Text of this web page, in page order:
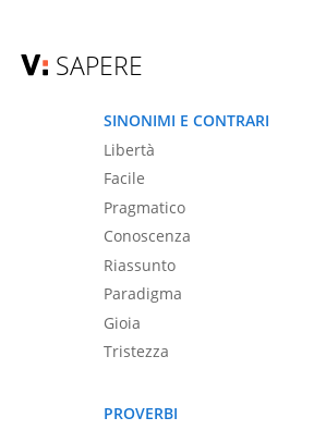
SAPERE
SINONIMI E CONTRARI
Libertà
Facile
Pragmatico
Conoscenza
Riassunto
Paradigma
Gioia
Tristezza
PROVERBI